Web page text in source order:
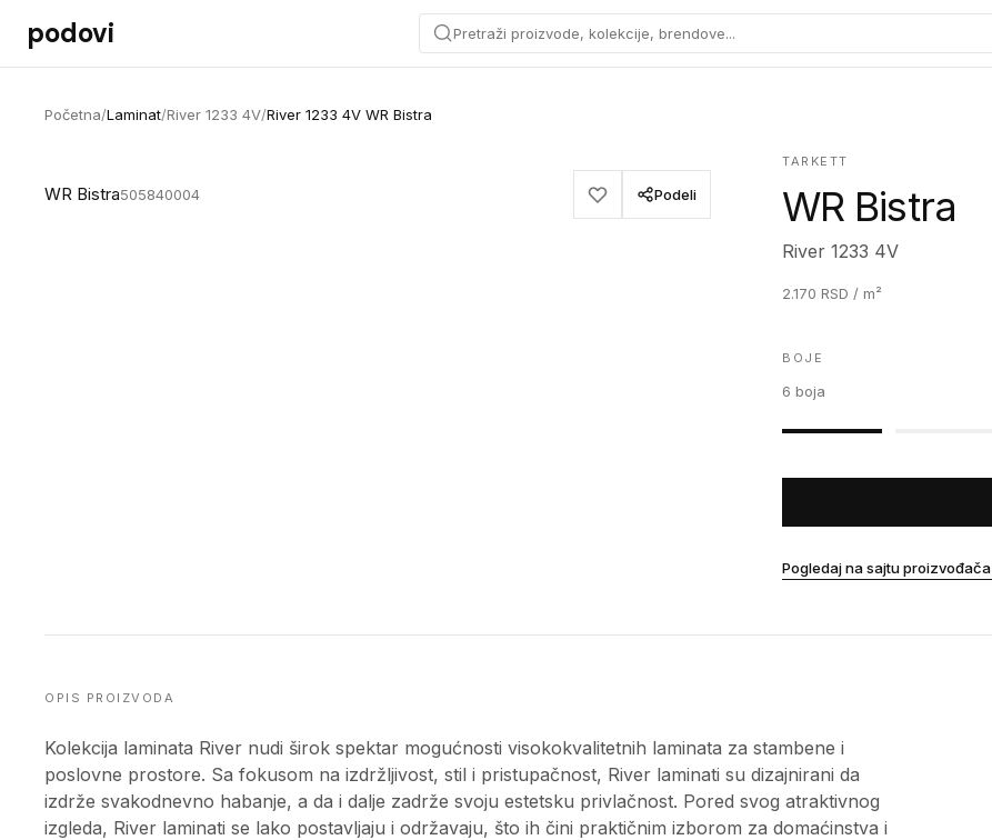
Preskoči na sadržaj
podovi Pretraži proizvode, kolekcije, brendove...
Početna/Laminat/River 1233 4V/River 1233 4V WR Bistra
WR Bistra505840004 Podeli
TARKETT
WR Bistra
River 1233 4V
2.170 RSD / m²
BOJE
6 boja
Pogledaj na sajtu proizvođača
OPIS PROIZVODA
Kolekcija laminata River nudi širok spektar mogućnosti visokokvalitetnih laminata za stambene i
poslovne prostore. Sa fokusom na izdržljivost, stil i pristupačnost, River laminati su dizajnirani da
izdrže svakodnevno habanje, a da i dalje zadrže svoju estetsku privlačnost. Pored svog atraktivnog
izgleda, River laminati se lako postavljaju i održavaju, što ih čini praktičnim izborom za domaćinstva i